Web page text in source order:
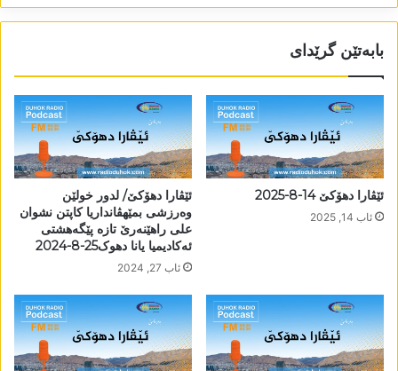
بابەتێن گرێدای
ئێڤارا دھۆکێ 14-8-2025
ئاب 14, 2025
ئێڤارا دھۆکێ/ لدور خولێن
وەرزشی بمێھڤانداریا کاپتن نشوان
علی راھێنەرێ تازە پێگەھشتی
ئەکادیمیا یانا دھوک25-8-2024
ئاب 27, 2024